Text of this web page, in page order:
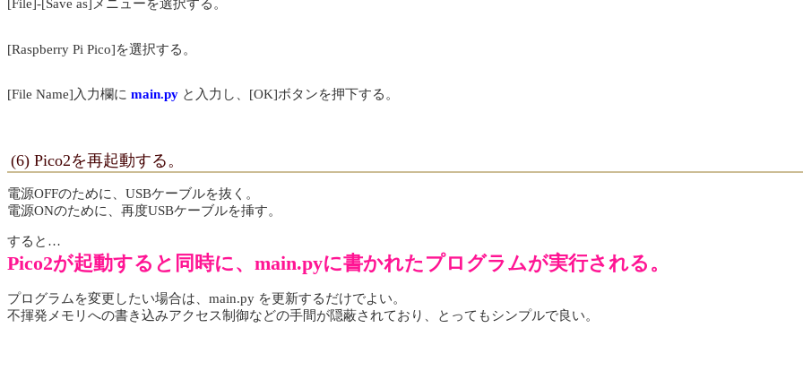
[File]-[Save as]メニューを選択する。
[Raspberry Pi Pico]を選択する。
[File Name]入力欄に main.py と入力し、[OK]ボタンを押下する。
(6) Pico2を再起動する。
電源OFFのために、USBケーブルを抜く。
電源ONのために、再度USBケーブルを挿す。
すると…
Pico2が起動すると同時に、main.pyに書かれたプログラムが実行される。
プログラムを変更したい場合は、main.py を更新するだけでよい。
不揮発メモリへの書き込みアクセス制御などの手間が隠蔽されており、とってもシンプルで良い。